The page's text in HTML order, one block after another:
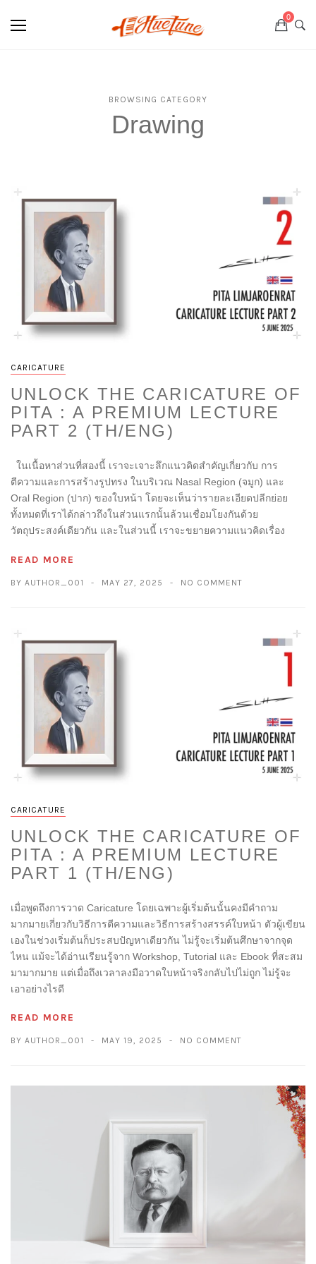
0
BROWSING CATEGORY
Drawing
CARICATURE
UNLOCK THE CARICATURE OF
PITA : A PREMIUM LECTURE
PART 2 (TH/ENG)
ในเนื้อหาส่วนที่สองนี้ เราจะเจาะลึกแนวคิดสำคัญเกี่ยวกับ การ
ตีความและการสร้างรูปทรง ในบริเวณ Nasal Region (จมูก) และ
Oral Region (ปาก) ของใบหน้า โดยจะเห็นว่ารายละเอียดปลีกย่อย
ทั้งหมดที่เราได้กล่าวถึงในส่วนแรกนั้นล้วนเชื่อมโยงกันด้วย
วัตถุประสงค์เดียวกัน และในส่วนนี้ เราจะขยายความแนวคิดเรื่อง
READ MORE
BY AUTHOR_001 MAY 27, 2025 NO COMMENT
CARICATURE
UNLOCK THE CARICATURE OF
PITA : A PREMIUM LECTURE
PART 1 (TH/ENG)
เมื่อพูดถึงการวาด Caricature โดยเฉพาะผู้เริ่มต้นนั้นคงมีคำถาม
มากมายเกี่ยวกับวิธีการตีความและวิธีการสร้างสรรค์ใบหน้า ตัวผู้เขียน
เองในช่วงเริ่มต้นก็ประสบปัญหาเดียวกัน ไม่รู้จะเริ่มต้นศึกษาจากจุด
ไหน แม้จะได้อ่านเรียนรู้จาก Workshop, Tutorial และ Ebook ที่สะสม
มามากมาย แต่เมื่อถึงเวลาลงมือวาดใบหน้าจริงกลับไปไม่ถูก ไม่รู้จะ
เอาอย่างไรดี
READ MORE
BY AUTHOR_001 MAY 19, 2025 NO COMMENT